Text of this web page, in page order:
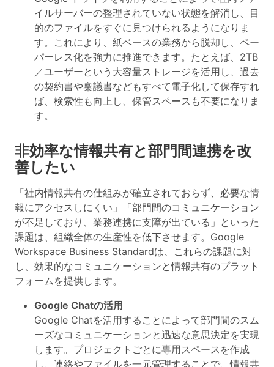
イルサーバーの整理されていない状態を解消し、目
的のファイルをすぐに見つけられるようになりま
す。これにより、紙ベースの業務から脱却し、ペー
パーレス化を強力に推進できます。 たとえば、2TB
／ユーザーという大容量ストレージを活用し、過去
の契約書や稟議書などもすべて電子化して保存すれ
ば、検索性も向上し、保管スペースも不要になりま
す。
非効率な情報共有と部門間連携を改
善したい
「社内情報共有の仕組みが確立されておらず、必要な情
報にアクセスしにくい」「部門間のコミュニケーション
が不足しており、業務連携に支障が出ている」といった
課題は、組織全体の生産性を低下させます。Google
Workspace Business Standardは、これらの課題に対
し、効果的なコミュニケーションと情報共有のプラット
フォームを提供します。
Google Chatの活用
Google Chatを活用することによって部門間のスム
ーズなコミュニケーションと迅速な意思決定を実現
します。 プロジェクトごとに専用スペースを作成
し、連絡やファイルを一元管理することで、情報共